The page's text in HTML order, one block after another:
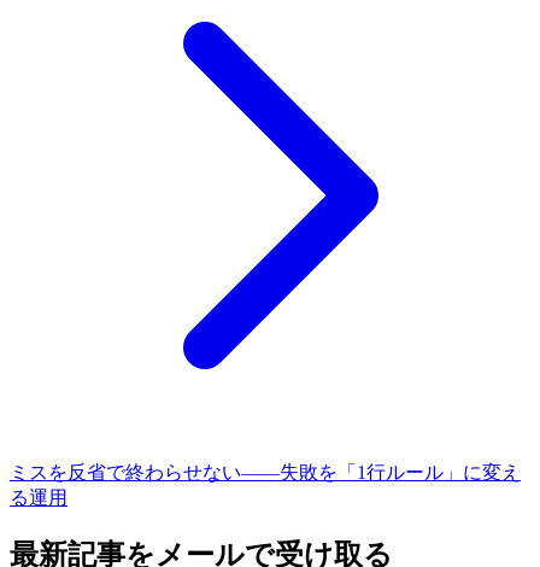
ミスを反省で終わらせない——失敗を「1行ルール」に変え
る運用
最新記事をメールで受け取る